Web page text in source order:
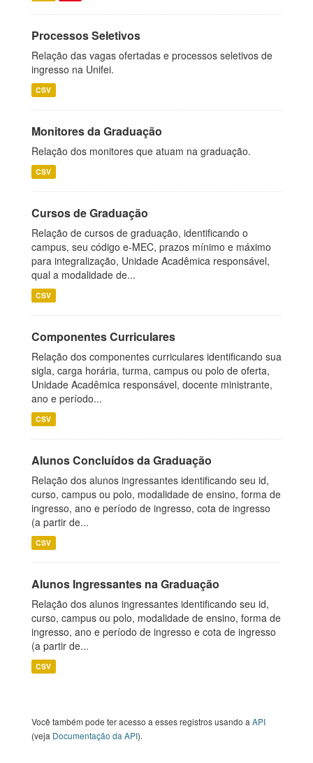
Processos Seletivos
Relação das vagas ofertadas e processos seletivos de
ingresso na Unifei.
CSV
Monitores da Graduação
Relação dos monitores que atuam na graduação.
CSV
Cursos de Graduação
Relação de cursos de graduação, identificando o
campus, seu código e-MEC, prazos mínimo e máximo
para integralização, Unidade Acadêmica responsável,
qual a modalidade de...
CSV
Componentes Curriculares
Relação dos componentes curriculares identificando sua
sigla, carga horária, turma, campus ou polo de oferta,
Unidade Acadêmica responsável, docente ministrante,
ano e período...
CSV
Alunos Concluídos da Graduação
Relação dos alunos ingressantes identificando seu id,
curso, campus ou polo, modalidade de ensino, forma de
ingresso, ano e período de ingresso, cota de ingresso
(a partir de...
CSV
Alunos Ingressantes na Graduação
Relação dos alunos ingressantes identificando seu id,
curso, campus ou polo, modalidade de ensino, forma de
ingresso, ano e período de ingresso e cota de ingresso
(a partir de...
CSV
Você também pode ter acesso a esses registros usando a API
(veja Documentação da API).